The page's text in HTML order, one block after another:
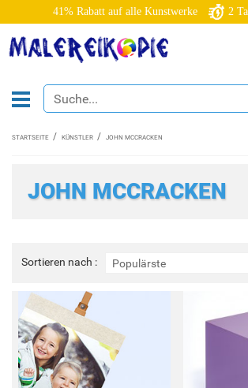
41% Rabatt auf alle Kunstwerke 2
STARTSEITE KÜNSTLER JOHN MCCRACKEN
JOHN MCCRACKEN
Sortieren nach : Populärste
Sortieren
nach